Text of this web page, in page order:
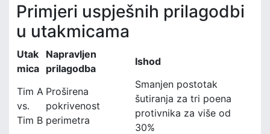
Primjeri uspješnih prilagodbi
u utakmicama
Utak
mica
Napravljen
prilagodba
Ishod
Tim A
vs.
Tim B
Proširena
pokrivenost
perimetra
Smanjen postotak
šutiranja za tri poena
protivnika za više od
30%